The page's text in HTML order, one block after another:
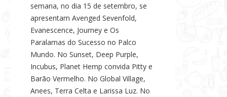
semana, no dia 15 de setembro, se
apresentam Avenged Sevenfold,
Evanescence, Journey e Os
Paralamas do Sucesso no Palco
Mundo. No Sunset, Deep Purple,
Incubus, Planet Hemp convida Pitty e
Barão Vermelho. No Global Village,
Anees, Terra Celta e Larissa Luz. No